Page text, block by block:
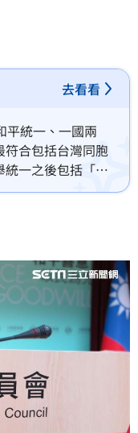
去看看
平統一、一國兩
符合包括台灣同胞
一之後包括「民
祖國做後盾」等四
民眾都不會有吸